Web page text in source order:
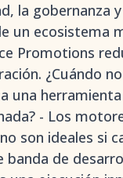
la gobernanza
un ecosistema
Promotions
¿Cuándo
una herramienta
- Los
son ideales si
banda de